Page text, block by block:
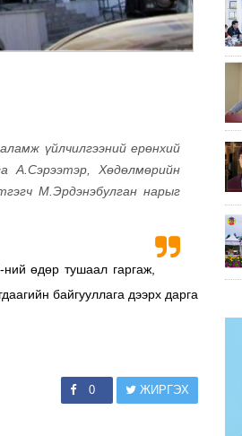
үйлчилгээний ерөнхий
А.Сэрээтэр, Хөдөлмөрийн
М.Эрдэнэбулган нарыг
өдөр тушаал гаргаж,
байгууллага дээрх дарга
0 ЖИРГЭХ